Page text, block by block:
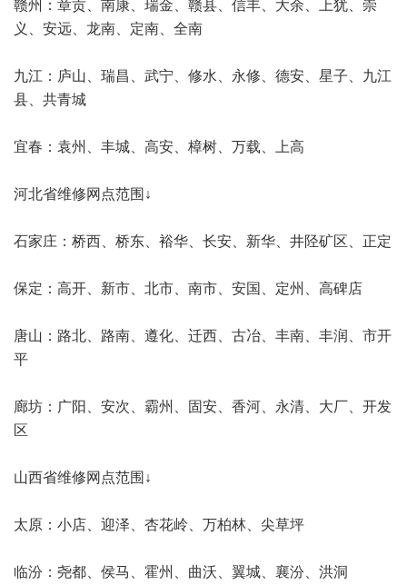
赣州：章贡、南康、瑞金、赣县、信丰、大余、上犹、崇
义、安远、龙南、定南、全南
九江：庐山、瑞昌、武宁、修水、永修、德安、星子、九江
县、共青城
宜春：袁州、丰城、高安、樟树、万载、上高
河北省维修网点范围↓
石家庄：桥西、桥东、裕华、长安、新华、井陉矿区、正定
保定：高开、新市、北市、南市、安国、定州、高碑店
唐山：路北、路南、遵化、迁西、古冶、丰南、丰润、市开
平
廊坊：广阳、安次、霸州、固安、香河、永清、大厂、开发
区
山西省维修网点范围↓
太原：小店、迎泽、杏花岭、万柏林、尖草坪
临汾：尧都、侯马、霍州、曲沃、翼城、襄汾、洪洞